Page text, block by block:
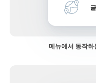
메뉴에서 동작